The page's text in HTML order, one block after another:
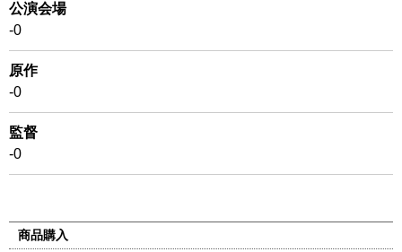
公演会場
-0
原作
-0
監督
-0
商品購入